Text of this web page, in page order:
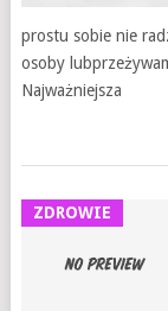
prostu sobie nie
osoby
Najważniejsza
ZDROWIE